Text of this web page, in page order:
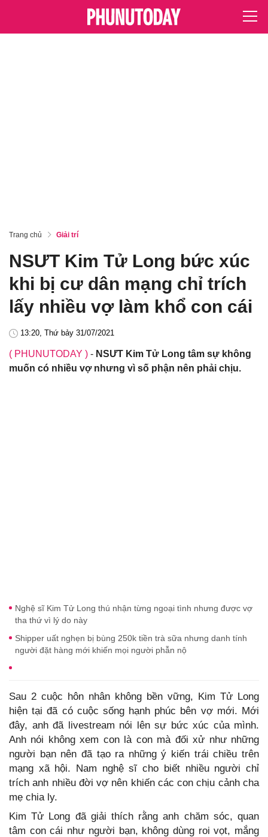
Trang chủ Giải trí
NSƯT Kim Tử Long bức xúc
khi bị cư dân mạng chỉ trích
lấy nhiều vợ làm khổ con cái
13:20, Thứ bảy 31/07/2021
( PHUNUTODAY ) - NSƯT Kim Tử Long tâm sự không
muốn có nhiều vợ nhưng vì số phận nên phải chịu.
Nghệ sĩ Kim Tử Long thú nhận từng ngoại tình nhưng được vợ
tha thứ vì lý do này
Shipper uất nghẹn bị bùng 250k tiền trà sữa nhưng danh tính
người đặt hàng mới khiến mọi người phẫn nộ
Sau 2 cuộc hôn nhân không bền vững, Kim Tử Long
hiện tại đã có cuộc sống hạnh phúc bên vợ mới. Mới
đây, anh đã livestream nói lên sự bức xúc của mình.
Anh nói không xem con là con mà đối xử như những
người bạn nên đã tạo ra những ý kiến trái chiều trên
mạng xã hội. Nam nghệ sĩ cho biết nhiều người chỉ
trích anh nhiều đời vợ nên khiến các con chịu cảnh cha
mẹ chia ly.
Kim Tử Long đã giải thích rằng anh chăm sóc, quan
tâm con cái như người bạn, không dùng roi vọt, mắng